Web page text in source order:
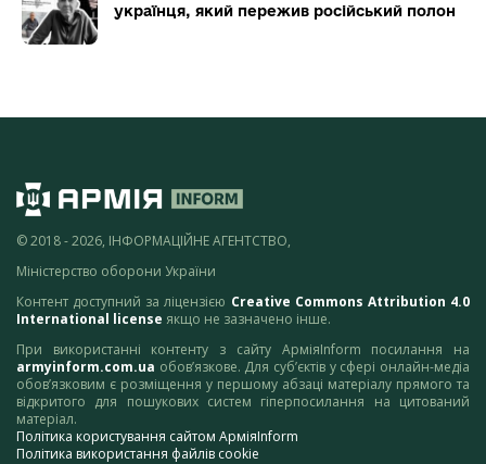
українця, який пережив російський полон
© 2018 - 2026, ІНФОРМАЦІЙНЕ АГЕНТСТВО,
Міністерство оборони України
Контент доступний за ліцензією Creative Commons Attribution 4.0
International license якщо не зазначено інше.
При використанні контенту з сайту АрміяInform посилання на
armyinform.com.ua обов’язкове. Для суб’єктів у сфері онлайн-медіа
обов’язковим є розміщення у першому абзаці матеріалу прямого та
відкритого для пошукових систем гіперпосилання на цитований
матеріал.
Політика користування сайтом АрміяInform
Політика використання файлів cookie